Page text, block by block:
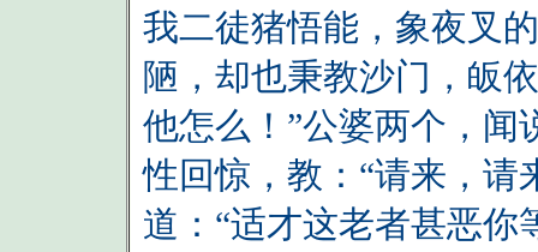
我二徒猪悟能，象夜叉
陋，却也秉教沙门，皈
他怎么！”公婆两个，闻
性回惊，教：“请来，请
道：“适才这老者甚恶